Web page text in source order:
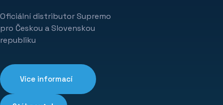
Oficiální distributor Supremo
pro Českou a Slovenskou
republiku
Více informací